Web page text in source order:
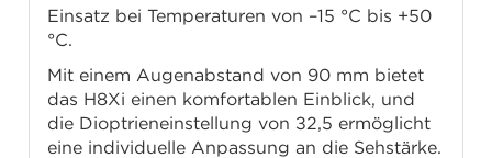
Einsatz bei Temperaturen von –15 °C bis +50
°C.
Mit einem Augenabstand von 90 mm bietet
das H8Xi einen komfortablen Einblick, und
die Dioptrieneinstellung von ±2,5 ermöglicht
eine individuelle Anpassung an die Sehstärke.